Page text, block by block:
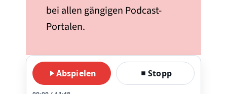
bei allen gängigen Podcast-
Portalen.
Abspielen Stopp